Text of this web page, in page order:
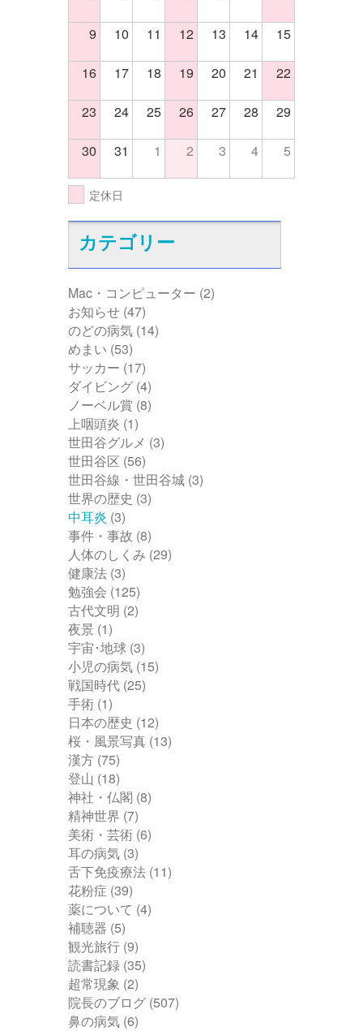
9 10 11 12 13 14 15
16 17 18 19 20 21 22
23 24 25 26 27 28 29
30 31 1 2 3 4 5
定休日
カテゴリー
Mac・コンピューター (2)
お知らせ (47)
のどの病気 (14)
めまい (53)
サッカー (17)
ダイビング (4)
ノーベル賞 (8)
上咽頭炎 (1)
世田谷グルメ (3)
世田谷区 (56)
世田谷線・世田谷城 (3)
世界の歴史 (3)
中耳炎 (3)
事件・事故 (8)
人体のしくみ (29)
健康法 (3)
勉強会 (125)
古代文明 (2)
夜景 (1)
宇宙･地球 (3)
小児の病気 (15)
戦国時代 (25)
手術 (1)
日本の歴史 (12)
桜・風景写真 (13)
漢方 (75)
登山 (18)
神社・仏閣 (8)
精神世界 (7)
美術・芸術 (6)
耳の病気 (3)
舌下免疫療法 (11)
花粉症 (39)
薬について (4)
補聴器 (5)
観光旅行 (9)
読書記録 (35)
超常現象 (2)
院長のブログ (507)
鼻の病気 (6)